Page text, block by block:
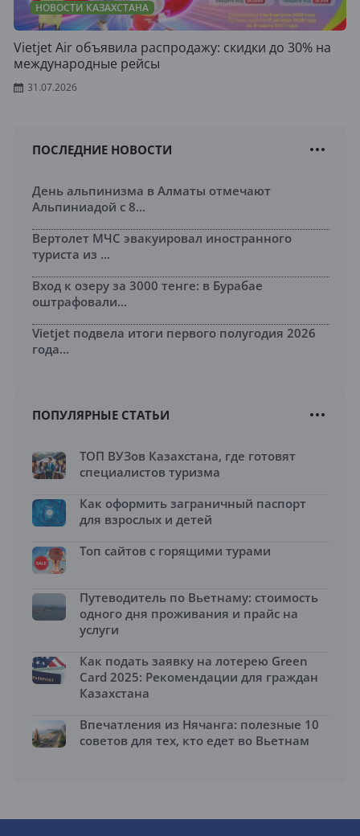
НОВОСТИ КАЗАХСТАНА
Vietjet Air объявила распродажу: скидки до 30% на
международные рейсы
31.07.2026
ПОСЛЕДНИЕ НОВОСТИ
День альпинизма в Алматы отмечают
Альпиниадой с 8...
Вертолет МЧС эвакуировал иностранного
туриста из ...
Вход к озеру за 3000 тенге: в Бурабае
оштрафовали...
Vietjet подвела итоги первого полугодия 2026
года...
ПОПУЛЯРНЫЕ СТАТЬИ
ТОП ВУЗов Казахстана, где готовят
специалистов туризма
Как оформить заграничный паспорт
для взрослых и детей
Топ сайтов с горящими турами
Путеводитель по Вьетнаму: стоимость
одного дня проживания и прайс на
услуги
Как подать заявку на лотерею Green
Card 2025: Рекомендации для граждан
Казахстана
Впечатления из Нячанга: полезные 10
советов для тех, кто едет во Вьетнам